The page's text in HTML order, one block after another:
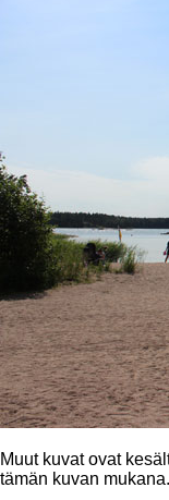
Muut kuvat ovat
tämän kuvan mukana.